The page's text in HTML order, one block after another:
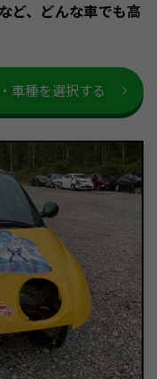
ど、どんな車でも高
車種を選択する